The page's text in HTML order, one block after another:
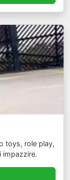
toys, role play,
impazzire.